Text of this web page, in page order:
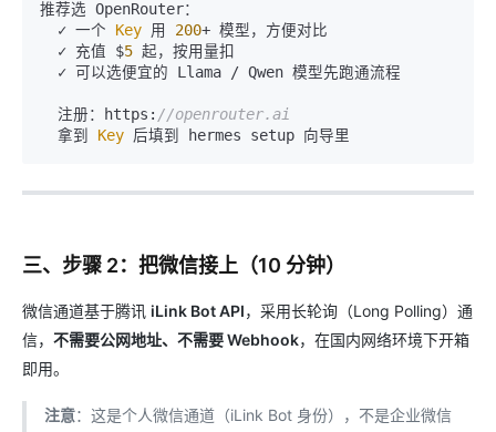
推荐选 OpenRouter：
  ✓ 一个
Key 用 200+ 模型，方便对比
  ✓ 充值 $
5 起，按用量扣
  注册：https:
//openrouter.ai
  拿到
Key
三、步骤 2：把微信接上（10 分钟）
微信通道基于腾讯 iLink Bot API，采用长轮询（Long Polling）通
信， 不需要公网地址、不需要 Webhook，在国内网络环境下开箱
即用。
注意：这是个人微信通道（iLink Bot 身份），不是企业微信